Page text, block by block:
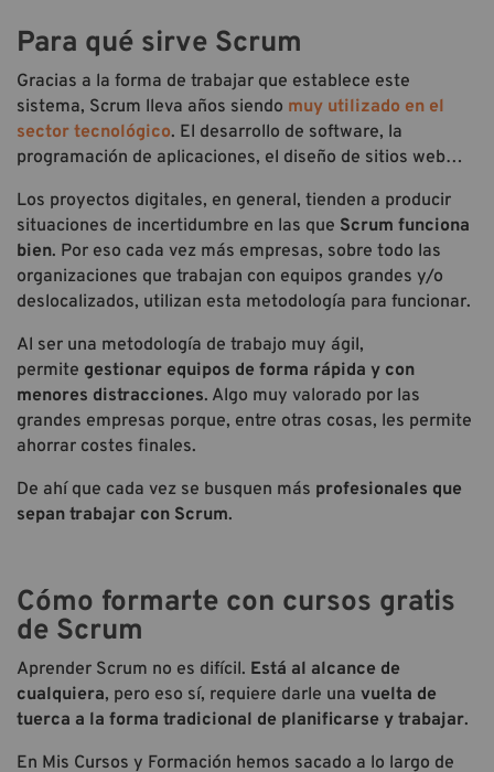
Para qué sirve Scrum
Gracias a la forma de trabajar que establece este
sistema, Scrum lleva años siendo muy utilizado en el
sector tecnológico. El desarrollo de software, la
programación de aplicaciones, el diseño de sitios web…
Los proyectos digitales, en general, tienden a producir
situaciones de incertidumbre en las que Scrum funciona
bien. Por eso cada vez más empresas, sobre todo las
organizaciones que trabajan con equipos grandes y/o
deslocalizados, utilizan esta metodología para funcionar.
Al ser una metodología de trabajo muy ágil,
permite gestionar equipos de forma rápida y con
menores distracciones. Algo muy valorado por las
grandes empresas porque, entre otras cosas, les permite
ahorrar costes finales.
De ahí que cada vez se busquen más profesionales que
sepan trabajar con Scrum.
Cómo formarte con cursos gratis
de Scrum
Aprender Scrum no es difícil. Está al alcance de
cualquiera, pero eso sí, requiere darle una vuelta de
tuerca a la forma tradicional de planificarse y trabajar.
En Mis Cursos y Formación hemos sacado a lo largo de